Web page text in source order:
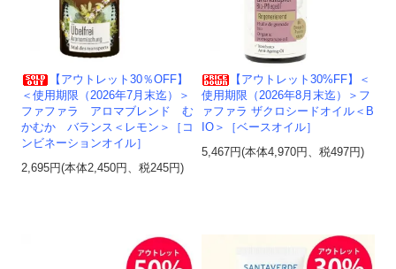
【アウトレット30％OFF】
＜使用期限（2026年7月末迄）＞
ファファラ アロマブレンド む
かむか バランス＜レモン＞［コ
ンビネーションオイル］
2,695円(本体2,450円、税245円)
【アウトレット30%FF】＜
使用期限（2026年8月末迄）＞フ
ァファラ ザクロシードオイル＜B
IO＞［ベースオイル］
5,467円(本体4,970円、税497円)